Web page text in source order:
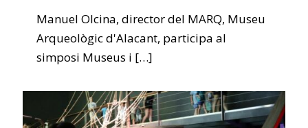
Manuel Olcina, director del MARQ, Museu
Arqueològic d'Alacant, participa al
simposi Museus i […]